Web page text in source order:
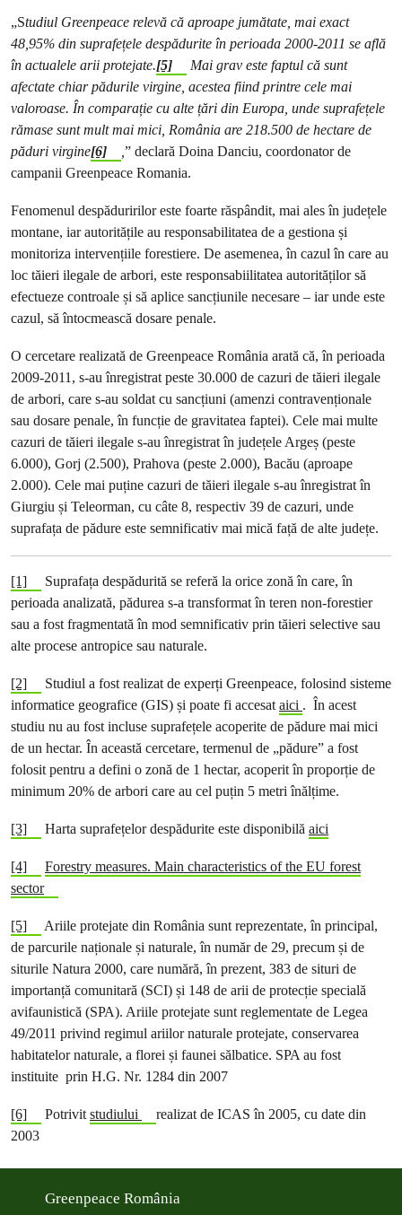
„Studiul Greenpeace relevă că aproape jumătate, mai exact
48,95% din suprafețele despădurite în perioada 2000-2011 se află
în actualele arii protejate.[5]
Mai grav este faptul că sunt
afectate chiar pădurile virgine, acestea fiind printre cele mai
valoroase. În comparație cu alte țări din Europa, unde suprafețele
rămase sunt mult mai mici, România are 218.500 de hectare de
păduri virgine[6] ,” declară Doina Danciu, coordonator de
campanii Greenpeace Romania.
Fenomenul despăduririlor este foarte răspândit, mai ales în județele
montane, iar autoritățile au responsabilitatea de a gestiona și
monitoriza intervențiile forestiere. De asemenea, în cazul în care au
loc tăieri ilegale de arbori, este responsabiilitatea autorităților să
efectueze controale și să aplice sancțiunile necesare – iar unde este
cazul, să întocmească dosare penale.
O cercetare realizată de Greenpeace România arată că, în perioada
2009-2011, s-au înregistrat peste 30.000 de cazuri de tăieri ilegale
de arbori, care s-au soldat cu sancțiuni (amenzi contravenționale
sau dosare penale, în funcție de gravitatea faptei). Cele mai multe
cazuri de tăieri ilegale s-au înregistrat în județele Argeș (peste
6.000), Gorj (2.500), Prahova (peste 2.000), Bacău (aproape
2.000). Cele mai puține cazuri de tăieri ilegale s-au înregistrat în
Giurgiu și Teleorman, cu câte 8, respectiv 39 de cazuri, unde
suprafața de pădure este semnificativ mai mică față de alte județe.
[1]
Suprafața despădurită se referă la orice zonă în care, în
perioada analizată, pădurea s-a transformat în teren non-forestier
sau a fost fragmentată în mod semnificativ prin tăieri selective sau
alte procese antropice sau naturale.
[2]
Studiul a fost realizat de experți Greenpeace, folosind sisteme
informatice geografice (GIS) și poate fi accesataici . În acest
studiu nu au fost incluse suprafețele acoperite de pădure mai mici
de un hectar. În această cercetare, termenul de „pădure” a fost
folosit pentru a defini o zonă de 1 hectar, acoperit în proporție de
minimum 20% de arbori care au cel puțin 5 metri înălțime.
[3] Harta suprafețelor despădurite este disponibilă aici
[4]
Forestry measures. Main characteristics of the EU forest
sector
[5]
Ariile protejate din România sunt reprezentate, în principal,
de parcurile naționale și naturale, în număr de 29, precum și de
siturile Natura 2000, care numără, în prezent, 383 de situri de
importanță comunitară (SCI) și 148 de arii de protecție specială
avifaunistică (SPA). Ariile protejate sunt reglementate de Legea
49/2011 privind regimul ariilor naturale protejate, conservarea
habitatelor naturale, a florei și faunei sălbatice. SPA au fost
instituite prin H.G. Nr. 1284 din 2007
[6] Potrivitstudiului
realizat de ICAS în 2005, cu date din
2003
Greenpeace România